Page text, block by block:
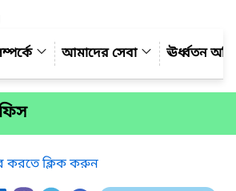
আমাদের সেবা ঊর্ধ্বতন
করতে ক্লিক করুন